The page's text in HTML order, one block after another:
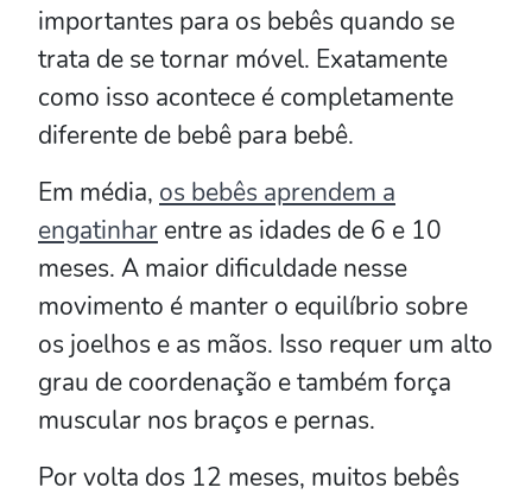
importantes para os bebês quando se
trata de se tornar móvel. Exatamente
como isso acontece é completamente
diferente de bebê para bebê.
Em média, os bebês aprendem a
engatinhar entre as idades de 6 e 10
meses. A maior dificuldade nesse
movimento é manter o equilíbrio sobre
os joelhos e as mãos. Isso requer um alto
grau de coordenação e também força
muscular nos braços e pernas.
Por volta dos 12 meses, muitos bebês